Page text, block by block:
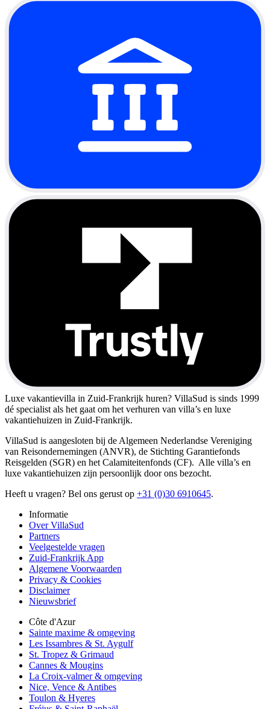
Luxe vakantievilla in Zuid-Frankrijk huren? VillaSud is sinds 1999
dé specialist als het gaat om het verhuren van villa’s en luxe
vakantiehuizen in Zuid-Frankrijk.
VillaSud is aangesloten bij de Algemeen Nederlandse Vereniging
van Reisondernemingen (ANVR), de Stichting Garantiefonds
Reisgelden (SGR) en het Calamiteitenfonds (CF). Alle villa’s en
luxe vakantiehuizen zijn persoonlijk door ons bezocht.
Heeft u vragen? Bel ons gerust op +31 (0)30 6910645.
Informatie
Over VillaSud
Partners
Veelgestelde vragen
Zuid-Frankrijk App
Algemene Voorwaarden
Privacy & Cookies
Disclaimer
Nieuwsbrief
Côte d'Azur
Sainte maxime & omgeving
Les Issambres & St. Aygulf
St. Tropez & Grimaud
Cannes & Mougins
La Croix-valmer & omgeving
Nice, Vence & Antibes
Toulon & Hyeres